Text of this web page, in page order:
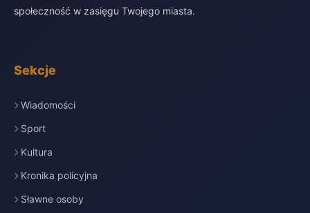
społeczność w zasięgu Twojego miasta.
Sekcje
Wiadomości
Sport
Kultura
Kronika policyjna
Sławne osoby